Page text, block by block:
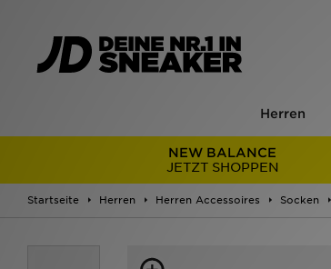
Herren
NEW BALANCE
JETZT SHOPPEN
Startseite Herren Herren Accessoires Socken